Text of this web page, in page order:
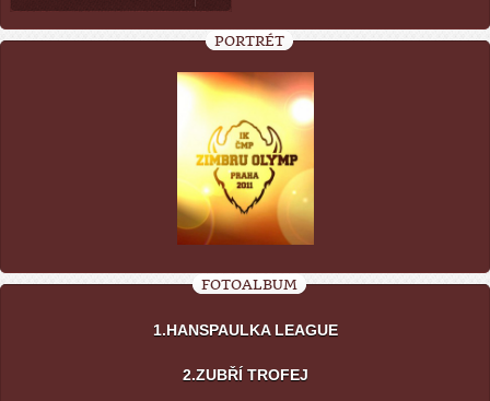
PORTRÉT
FOTOALBUM
1.HANSPAULKA LEAGUE
2.ZUBŘÍ TROFEJ